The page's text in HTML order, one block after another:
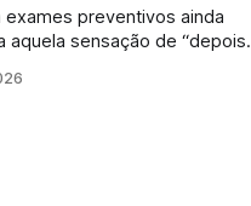
exames preventivos ainda
aquela sensação de “depois
começam de forma silenciosa,